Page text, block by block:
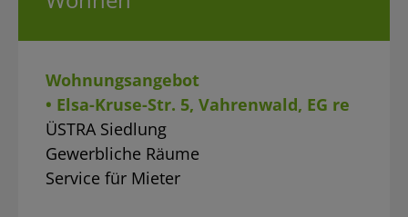
Wohnungsangebot
• Elsa-Kruse-Str. 5, Vahrenwald, EG re
ÜSTRA Siedlung
Gewerbliche Räume
Service für Mieter